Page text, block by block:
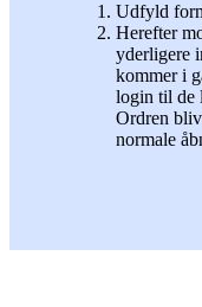
Udfyld
Herefter
yderligere
kommer i
login til de
Ordren
normale